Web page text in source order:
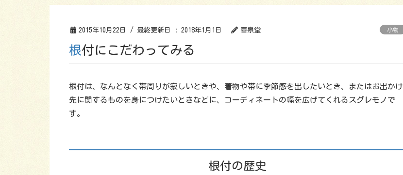
2015年10月22日 / 最終更新日 : 2018年1月1日 喜泉堂 小物
根付にこだわってみる
根付は、なんとなく帯周りが寂しいときや、着物や帯に季節感を出したいとき、またはお出かけ
先に関するものを身につけたいときなどに、コーディネートの幅を広げてくれるスグレモノで
す。
根付の歴史